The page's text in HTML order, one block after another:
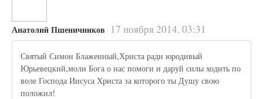
Анатолий Пшеничников 17 ноября 2014, 03:31
Святый Симон Блаженный,Христа ради юродивый
Юрьевецкий,моли Бога о нас помоги и даруй силы ходить по
воле Господа Иисуса Христа за которого ты Душу свою
положил!